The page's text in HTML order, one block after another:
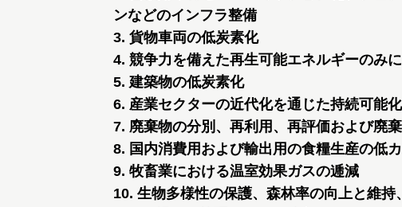
ンなどのインフラ整備
3. 貨物車両の低炭素化
4. 競争力を備えた再生可能エネルギーのみ
5. 建築物の低炭素化
6. 産業セクターの近代化を通じた持続可能化
7. 廃棄物の分別、再利用、再評価および廃
8. 国内消費用および輸出用の食糧生産の低
9. 牧畜業における温室効果ガスの逓減
10. 生物多様性の保護、森林率の向上と維